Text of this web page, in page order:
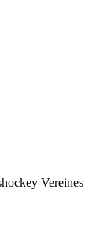
Vereines